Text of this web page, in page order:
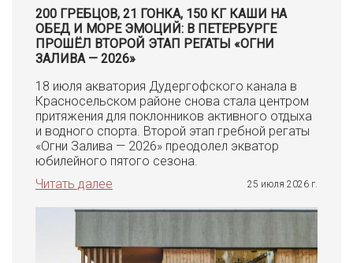
200 ГРЕБЦОВ, 21 ГОНКА, 150 КГ КАШИ НА
ОБЕД И МОРЕ ЭМОЦИЙ: В ПЕТЕРБУРГЕ
ПРОШЁЛ ВТОРОЙ ЭТАП РЕГАТЫ «ОГНИ
ЗАЛИВА — 2026»
18 июля акватория Дудергофского канала в
Красносельском районе снова стала центром
притяжения для поклонников активного отдыха
и водного спорта. Второй этап гребной регаты
«Огни Залива — 2026» преодолел экватор
юбилейного пятого сезона.
Читать далее
25 июля 2026 г.